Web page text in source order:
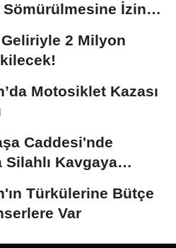
Sömürülmesine İzin
2 Milyon
Motosiklet Kazası
Caddesi'nde
Silahlı Kavgaya
Türkülerine Bütçe
Var